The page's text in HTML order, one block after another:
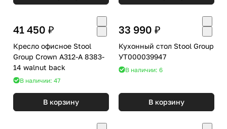
41 450 ₽
Кресло офисное Stool
Group Crown A312-A 8383-
14 walnut back
В наличии: 47
В корзину
33 990 ₽
Кухонный стол Stool Group
УТ000039947
В наличии: 6
В корзину